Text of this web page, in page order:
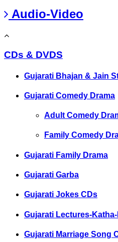
Audio-Video
CDs & DVDS
Gujarati Bhajan & Jain
Gujarati Comedy Drama
Adult Comedy
Family Comedy
Gujarati Family Drama
Gujarati Garba
Gujarati Jokes CDs
Gujarati Lectures-
Gujarati Marriage Song